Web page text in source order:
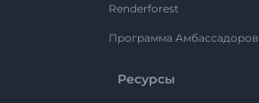
Renderforest
Программа Амбассадоров
Ресурсы